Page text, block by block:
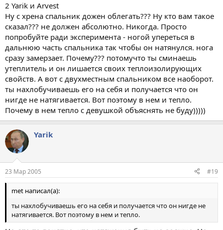
2 Yarik и Arvest
Ну с хрена спальник дожен облегать??? Ну кто вам такое
сказал??? не должен абсолютно. Никогда. Просто
попробуйте ради эксперимента - ногой упереться в
дальнюю часть спальника так чтобы он натянулся. нога
сразу замерзает. Почему??? потомучто ты сминаешь
утеплитель и он лишается своих теплоизолирующих
свойств. А вот с двухместным спальником все наоборот.
ты нахлобучиваешь его на себя и получается что он
нигде не натягивается. Вот поэтому в нем и тепло.
Почему в нем тепло с девушкой объяснять не буду)))))
Yarik
23 Мар 2005 #19
met написал(а):
ты нахлобучиваешь его на себя и получается что он нигде не
натягивается. Вот поэтому в нем и тепло.